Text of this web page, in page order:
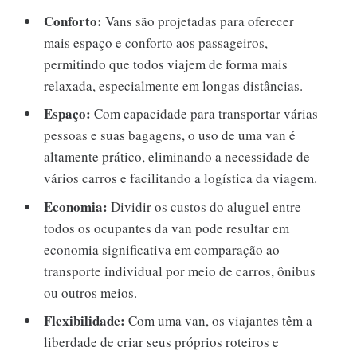
Conforto: Vans são projetadas para oferecer
mais espaço e conforto aos passageiros,
permitindo que todos viajem de forma mais
relaxada, especialmente em longas distâncias.
Espaço: Com capacidade para transportar várias
pessoas e suas bagagens, o uso de uma van é
altamente prático, eliminando a necessidade de
vários carros e facilitando a logística da viagem.
Economia: Dividir os custos do aluguel entre
todos os ocupantes da van pode resultar em
economia significativa em comparação ao
transporte individual por meio de carros, ônibus
ou outros meios.
Flexibilidade: Com uma van, os viajantes têm a
liberdade de criar seus próprios roteiros e